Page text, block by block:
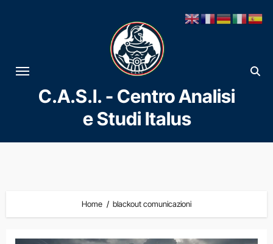
al
contenuto
C.A.S.I. - Centro Analisi
e Studi Italus
Home blackout comunicazioni